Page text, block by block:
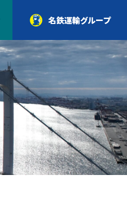
名鉄運輸グループ